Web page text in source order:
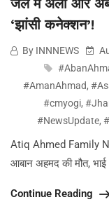
‘झांसी कनेक्शन’!
By INNNEWS
#AmanAhmad,
#cmyogi,
#NewsUpdate,
Atiq Ahmed Family
आबान अहमद की मौत,
Continue Reading